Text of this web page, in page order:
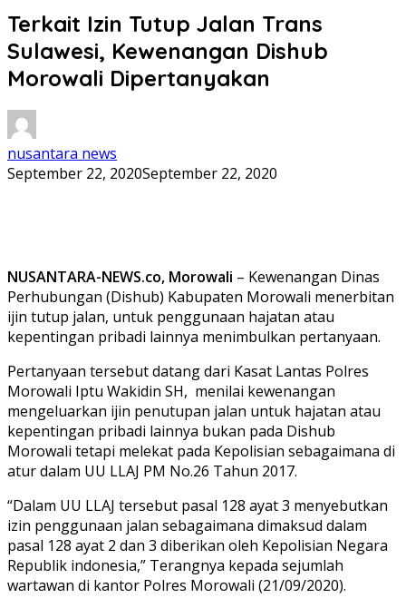
Terkait Izin Tutup Jalan Trans
Sulawesi, Kewenangan Dishub
Morowali Dipertanyakan
nusantara news
September 22, 2020September 22, 2020
NUSANTARA-NEWS.co, Morowali – Kewenangan Dinas
Perhubungan (Dishub) Kabupaten Morowali menerbitan
ijin tutup jalan, untuk penggunaan hajatan atau
kepentingan pribadi lainnya menimbulkan pertanyaan.
Pertanyaan tersebut datang dari Kasat Lantas Polres
Morowali Iptu Wakidin SH, menilai kewenangan
mengeluarkan ijin penutupan jalan untuk hajatan atau
kepentingan pribadi lainnya bukan pada Dishub
Morowali tetapi melekat pada Kepolisian sebagaimana di
atur dalam UU LLAJ PM No.26 Tahun 2017.
“Dalam UU LLAJ tersebut pasal 128 ayat 3 menyebutkan
izin penggunaan jalan sebagaimana dimaksud dalam
pasal 128 ayat 2 dan 3 diberikan oleh Kepolisian Negara
Republik indonesia,” Terangnya kepada sejumlah
wartawan di kantor Polres Morowali (21/09/2020).